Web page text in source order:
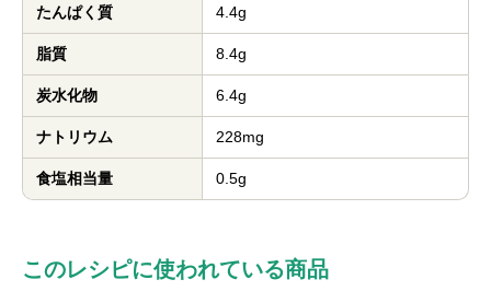
たんぱく質 4.4g
脂質 8.4g
炭水化物 6.4g
ナトリウム 228mg
食塩相当量 0.5g
このレシピに使われている商品